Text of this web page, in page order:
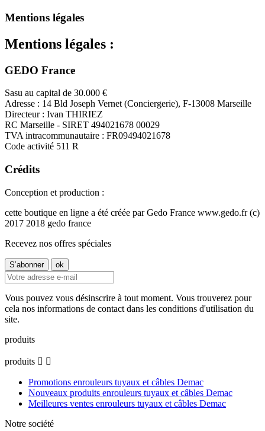
Mentions légales
Mentions légales :
GEDO France
Sasu au capital de 30.000 €
Adresse : 14 Bld Joseph Vernet (Conciergerie), F-13008 Marseille
Directeur : Ivan THIRIEZ
RC Marseille - SIRET 494021678 00029
TVA intracommunautaire : FR09494021678
Code activité 511 R
Crédits
Conception et production :
cette boutique en ligne a été créée par Gedo France www.gedo.fr (c)
2017 2018 gedo france
Recevez nos offres spéciales
Vous pouvez vous désinscrire à tout moment. Vous trouverez pour
cela nos informations de contact dans les conditions d'utilisation du
site.
produits
produits  
Promotions enrouleurs tuyaux et câbles Demac
Nouveaux produits enrouleurs tuyaux et câbles Demac
Meilleures ventes enrouleurs tuyaux et câbles Demac
Notre société